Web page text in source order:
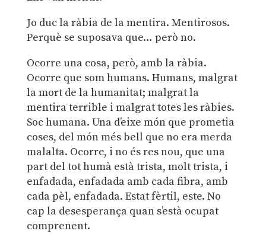
Jo duc la ràbia de la mentira. Mentirosos.
Perquè se suposava que… però no.
Ocorre una cosa, però, amb la ràbia.
Ocorre que som humans. Humans, malgrat
la mort de la humanitat; malgrat la
mentira terrible i malgrat totes les ràbies.
Soc humana. Una d’eixe món que prometia
coses, del món més bell que no era merda
malalta. Ocorre, i no és res nou, que una
part del tot humà està trista, molt trista, i
enfadada, enfadada amb cada fibra, amb
cada pèl, enfadada. Estat fèrtil, este. No
cap la desesperança quan s’està ocupat
comprenent.